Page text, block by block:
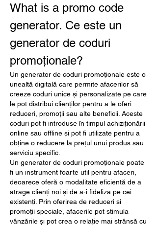
What is a promo code
generator. Ce este un
generator de coduri
promoționale?
Un generator de coduri promoționale este o
unealtă digitală care permite afacerilor să
creeze coduri unice și personalizate pe care
le pot distribui clienților pentru a le oferi
reduceri, promoții sau alte beneficii. Aceste
coduri pot fi introduse în timpul achiziționării
online sau offline și pot fi utilizate pentru a
obține o reducere la prețul unui produs sau
serviciu specific.
Un generator de coduri promoționale poate
fi un instrument foarte util pentru afaceri,
deoarece oferă o modalitate eficientă de a
atrage clienți noi și de a-i fideliza pe cei
existenți. Prin oferirea de reduceri și
promoții speciale, afacerile pot stimula
vânzările și pot crea o relație mai strânsă cu